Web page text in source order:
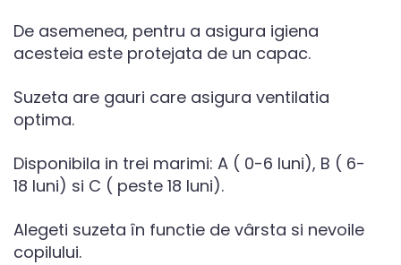
De asemenea, pentru a asigura igiena
acesteia este protejata de un capac.
Suzeta are gauri care asigura ventilatia
optima.
Disponibila in trei marimi: A ( 0-6 luni), B ( 6-
18 luni) si C ( peste 18 luni).
Alegeti suzeta în functie de vârsta si nevoile
copilului.